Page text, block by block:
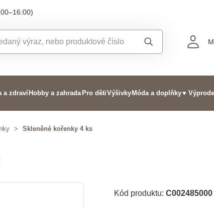
a zdraví Hobby a zahrada Pro dětiVýšivky Móda a doplňky♥
> Skleněné kořenky 4 ks
Kód produktu: C002485000